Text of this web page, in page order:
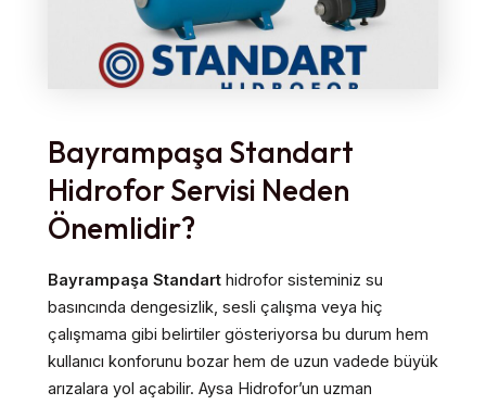
Bayrampaşa Standart
Hidrofor Servisi Neden
Önemlidir?
Bayrampaşa Standart hidrofor sisteminiz su
basıncında dengesizlik, sesli çalışma veya hiç
çalışmama gibi belirtiler gösteriyorsa bu durum hem
kullanıcı konforunu bozar hem de uzun vadede büyük
arızalara yol açabilir. Aysa Hidrofor’un uzman